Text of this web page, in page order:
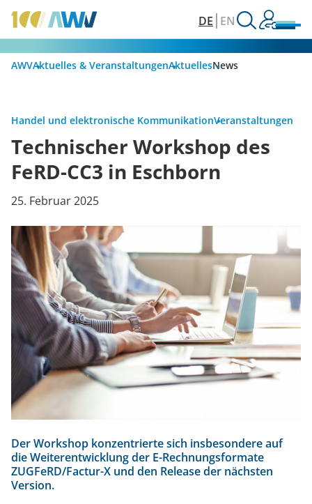
DE EN
AWVAktuelles & VeranstaltungenAktuellesNews
Handel und elektronische KommunikationVeranstaltungen
Technischer Workshop des
FeRD-CC3 in Eschborn
25. Februar 2025
Der Workshop konzentrierte sich insbesondere auf
die Weiterentwicklung der E-Rechnungsformate
ZUGFeRD/Factur-X und den Release der nächsten
Version.